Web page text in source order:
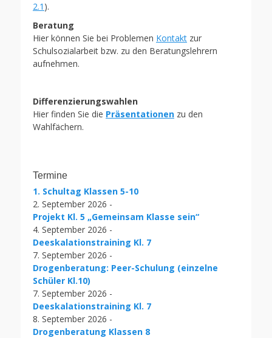
2.1 ).
Beratung
Hier können Sie bei Problemen Kontakt zur
Schulsozialarbeit bzw. zu den Beratungslehrern
aufnehmen.
Differenzierungswahlen
Hier finden Sie die Präsentationen zu den
Wahlfächern.
Termine
1. Schultag Klassen 5-10
2. September 2026 -
Projekt Kl. 5 „Gemeinsam Klasse sein“
4. September 2026 -
Deeskalationstraining Kl. 7
7. September 2026 -
Drogenberatung: Peer-Schulung (einzelne
Schüler Kl.10)
7. September 2026 -
Deeskalationstraining Kl. 7
8. September 2026 -
Drogenberatung Klassen 8